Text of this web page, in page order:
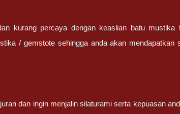
kurang percaya dengan keaslian batu
/ gemstote sehingga anda akan
dan ingin menjalin silaturami serta kepuasan